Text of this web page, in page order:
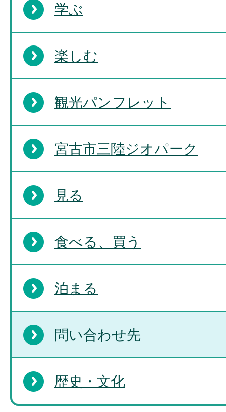
学ぶ
楽しむ
観光パンフレット
宮古市三陸ジオパーク
見る
食べる、買う
泊まる
問い合わせ先
歴史・文化